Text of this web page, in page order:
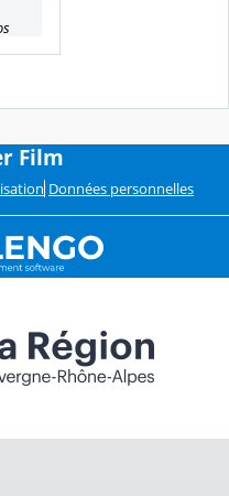
Film
Données personnelles